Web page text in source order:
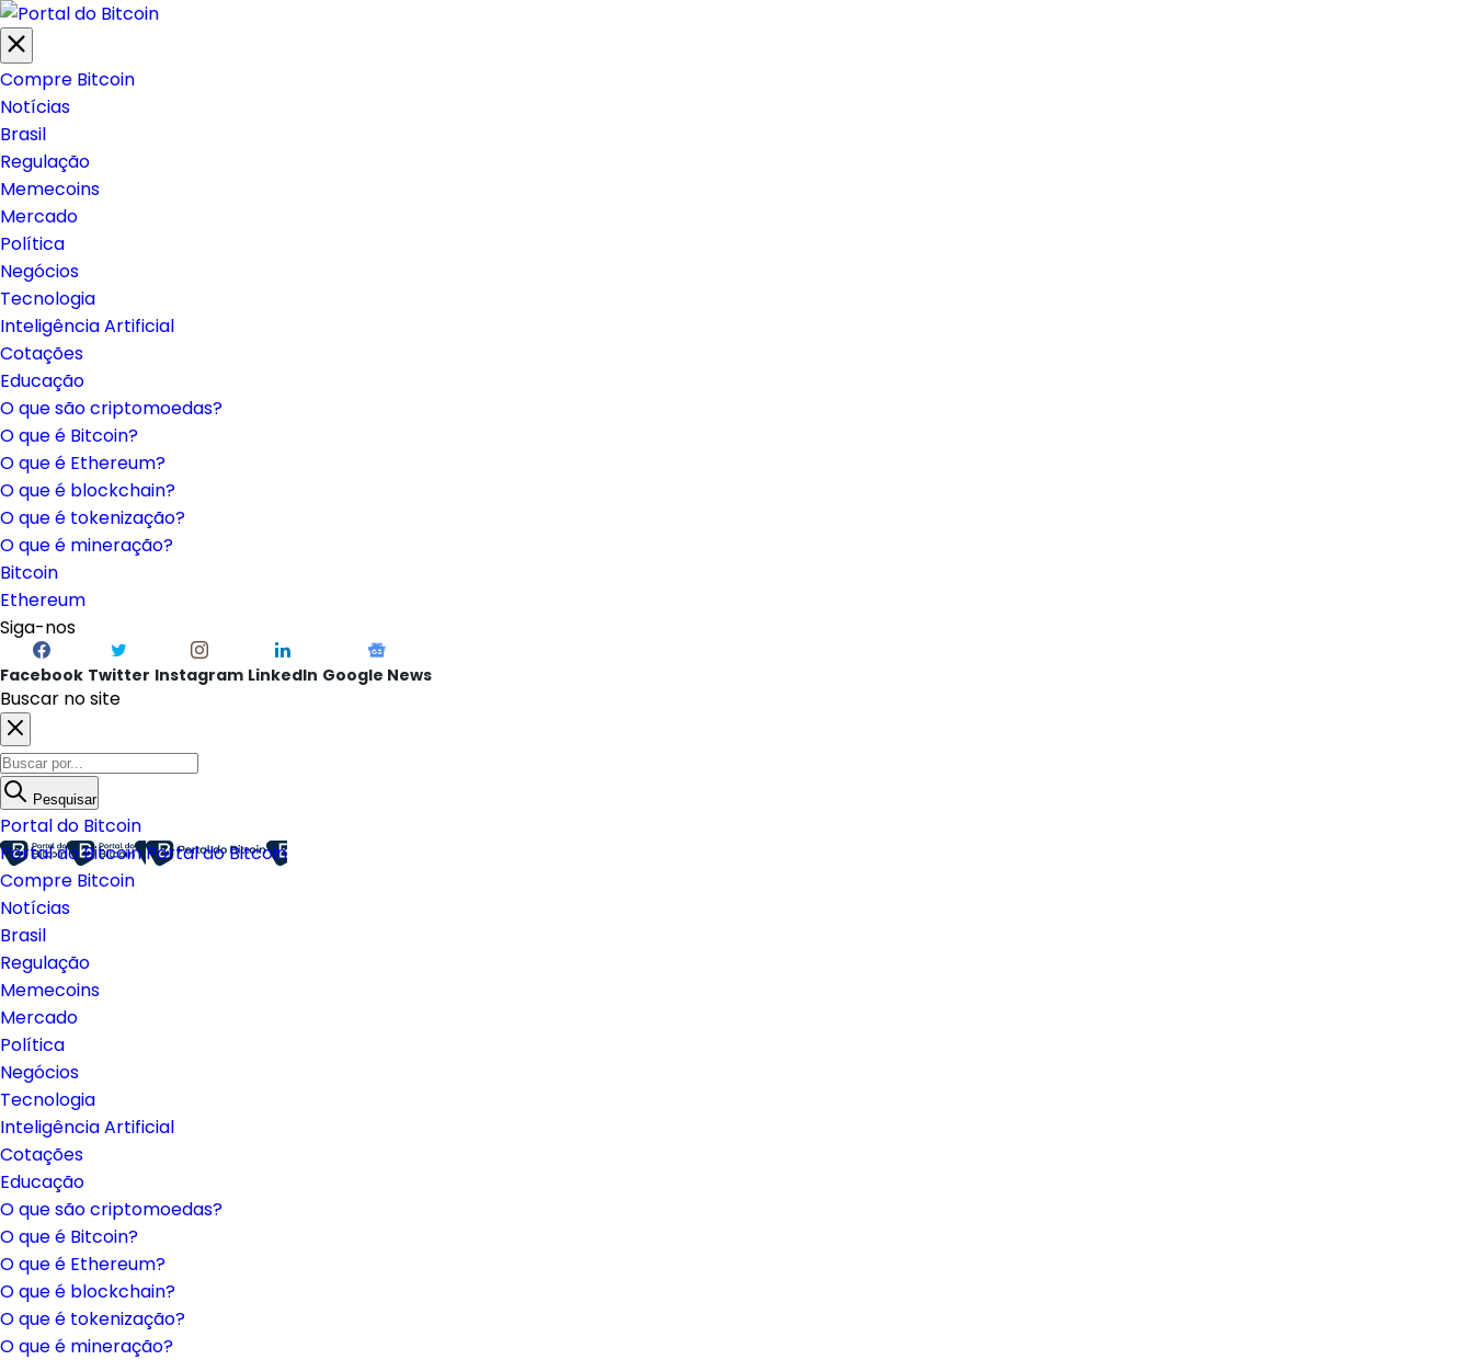
Compre Bitcoin
Notícias
Brasil
Regulação
Memecoins
Mercado
Política
Negócios
Tecnologia
Inteligência Artificial
Cotações
Educação
O que são criptomoedas?
O que é Bitcoin?
O que é Ethereum?
O que é blockchain?
O que é tokenização?
O que é mineração?
Bitcoin
Ethereum
Siga-nos
Facebook Twitter Instagram LinkedIn Google News
Buscar no site
Pesquisar
Portal do Bitcoin
Portal do BitcoinPortal do Bitcoin
Compre Bitcoin
Notícias
Brasil
Regulação
Memecoins
Mercado
Política
Negócios
Tecnologia
Inteligência Artificial
Cotações
Educação
O que são criptomoedas?
O que é Bitcoin?
O que é Ethereum?
O que é blockchain?
O que é tokenização?
O que é mineração?